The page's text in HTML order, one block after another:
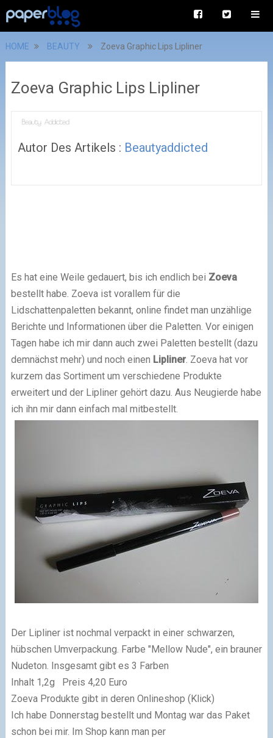
HOME BEAUTY Zoeva Graphic Lips Lipliner
Zoeva Graphic Lips Lipliner
Autor Des Artikels : Beautyaddicted
Es hat eine Weile gedauert, bis ich endlich bei Zoeva
bestellt habe. Zoeva ist vorallem für die
Lidschattenpaletten bekannt, online findet man unzählige
Berichte und Informationen über die Paletten. Vor einigen
Tagen habe ich mir dann auch zwei Paletten bestellt (dazu
demnächst mehr) und noch einen Lipliner. Zoeva hat vor
kurzem das Sortiment um verschiedene Produkte
erweitert und der Lipliner gehört dazu. Aus Neugierde habe
ich ihn mir dann einfach mal mitbestellt.
Der Lipliner ist nochmal verpackt in einer schwarzen,
hübschen Umverpackung. Farbe "Mellow Nude", ein brauner
Nudeton. Insgesamt gibt es 3 Farben
Inhalt 1,2g Preis 4,20 Euro
Zoeva Produkte gibt in deren Onlineshop (Klick)
Ich habe Donnerstag bestellt und Montag war das Paket
schon bei mir. Im Shop kann man per